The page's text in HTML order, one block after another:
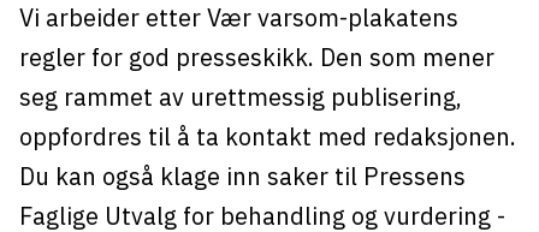
Vi arbeider etter Vær varsom-plakatens
regler for god presseskikk. Den som mener
seg rammet av urettmessig publisering,
oppfordres til å ta kontakt med redaksjonen.
Du kan også klage inn saker til Pressens
Faglige Utvalg for behandling og vurdering -